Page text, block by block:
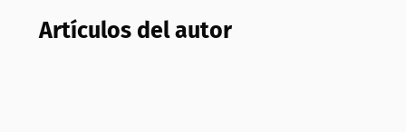
Artículos del autor